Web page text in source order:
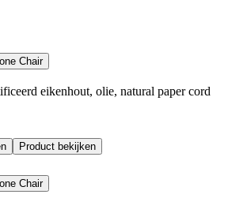
Chair
eikenhout, olie, natural paper cord
Product bekijken
Chair